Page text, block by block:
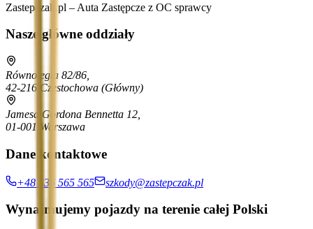
Zastepczak.pl – Auta Zastępcze z OC sprawcy
Nasze główne oddziały
Równoległa 82/86,
42-216 Częstochowa (Główny)
Jamesa Gordona Bennetta 12,
01-001 Warszawa
Dane kontaktowe
+48 536 565 565 szkody@zastepczak.pl
Wynajmujemy pojazdy na terenie całej Polski